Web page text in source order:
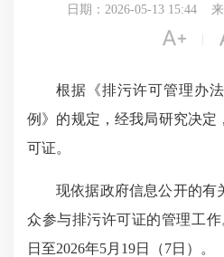
日期：2026-05-13 15:44

根据《排污许可管理办
例》的规定，经我局研究决定
可证。
现依据政府信息公开的有
众参与排污许可证的管理工作
日至2026年5月19日（7日）。